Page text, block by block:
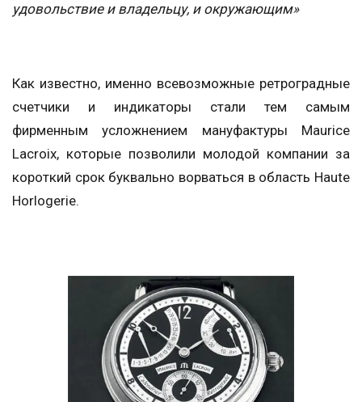
удовольствие и владельцу, и окружающим»
Как известно, именно всевозможные ретроградные
счетчики и индикаторы стали тем самым
фирменным усложнением мануфактуры Maurice
Lacroix, которые позволили молодой компании за
короткий срок буквально ворваться в область Haute
Horlogerie.